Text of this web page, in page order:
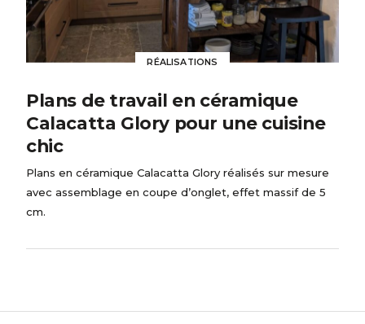
RÉALISATIONS
Plans de travail en céramique
Calacatta Glory pour une cuisine
chic
Plans en céramique Calacatta Glory réalisés sur mesure
avec assemblage en coupe d’onglet, effet massif de 5
cm.